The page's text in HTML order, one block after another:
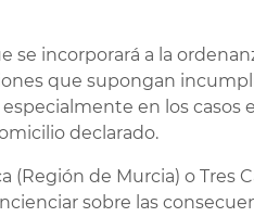
se incorporará a la
que supongan
en los casos
declarado.
(Región de Murcia) o Tres
sobre las